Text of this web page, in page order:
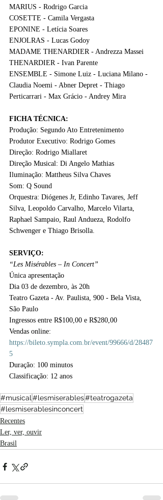
MARIUS - Rodrigo Garcia
COSETTE - Camila Vergasta
EPONINE - Letícia Soares
ENJOLRAS - Lucas Godoy
MADAME THENARDIER - Andrezza Massei
THENARDIER - Ivan Parente
ENSEMBLE - Simone Luiz - Luciana Milano -
Claudia Noemi - Abner Depret - Thiago
Perticarrari - Max Grácio - Andrey Mira
FICHA TÉCNICA:
Produção: Segundo Ato Entretenimento
Produtor Executivo: Rodrigo Gomes
Direção: Rodrigo Miallaret
Direção Musical: Di Angelo Mathias
Iluminação: Mattheus Silva Chaves
Som: Q Sound
Orquestra: Diógenes Jr, Edinho Tavares, Jeff
Silva, Leopoldo Carvalho, Marcelo Vilarta,
Raphael Sampaio, Raul Andueza, Rodolfo
Schwenger e Thiago Brisolla.
SERVIÇO:
“Les Misérables – In Concert”
Única apresentação
Dia 03 de dezembro, às 20h
Teatro Gazeta - Av. Paulista, 900 - Bela Vista,
São Paulo
Ingressos entre R$100,00 e R$280,00
Vendas online:
https://bileto.sympla.com.br/event/99666/d/28487
5
Duração: 100 minutos
Classificação: 12 anos
#musical #lesmiserables#teatrogazeta
#lesmiserablesinconcert
Recentes
Ler, ver, ouvir
Brasil